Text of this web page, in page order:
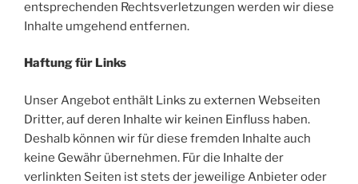
entsprechenden Rechtsverletzungen werden wir diese
Inhalte umgehend entfernen.
Haftung für Links
Unser Angebot enthält Links zu externen Webseiten
Dritter, auf deren Inhalte wir keinen Einfluss haben.
Deshalb können wir für diese fremden Inhalte auch
keine Gewähr übernehmen. Für die Inhalte der
verlinkten Seiten ist stets der jeweilige Anbieter oder